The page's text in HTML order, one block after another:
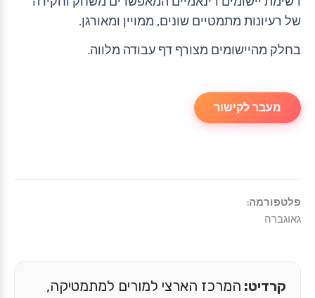
של רעיונות מתמטיים שונים, ממויין ומאורגן.
בחלק מהיישומים מצורף דף עבודה מלווה.
מעבר לקישור
פלטפורמה:
גאוגברה
קרדיט: המרכז הארצי למורים למתמטיקה,